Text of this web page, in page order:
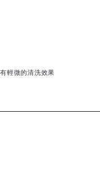
輕微的清洗效果